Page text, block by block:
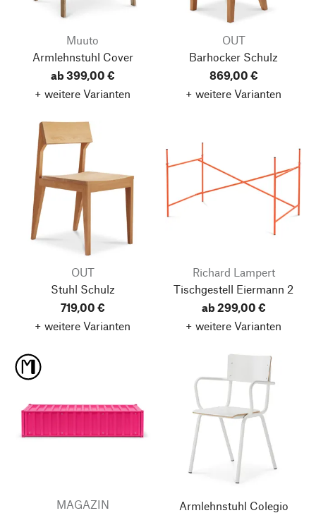
Muuto
Armlehnstuhl Cover
ab 399,00 €
+ weitere Varianten
OUT
Barhocker Schulz
869,00 €
+ weitere Varianten
OUT
Stuhl Schulz
719,00 €
+ weitere Varianten
Richard Lampert
Tischgestell Eiermann 2
ab 299,00 €
+ weitere Varianten
MAGAZIN
Armlehnstuhl Colegio